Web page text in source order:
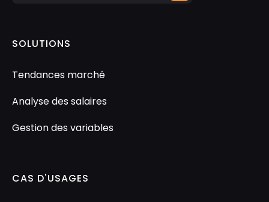
SOLUTIONS
Tendances marché
Analyse des salaires
Gestion des variables
CAS D'USAGES